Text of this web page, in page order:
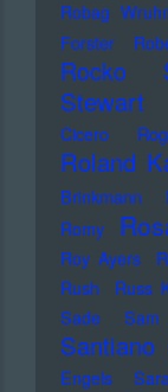
Robag
Forster
Rocko
Stewart
Cicero
Roland
Brinkmann
Romy
Roy Ayers
Rush
Russ
Sade
Santiano
Engels